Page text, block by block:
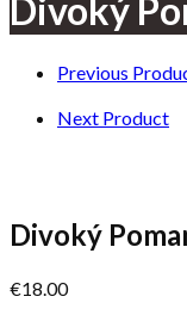
Divoký
Previous
Next Product
Divoký
€18.00